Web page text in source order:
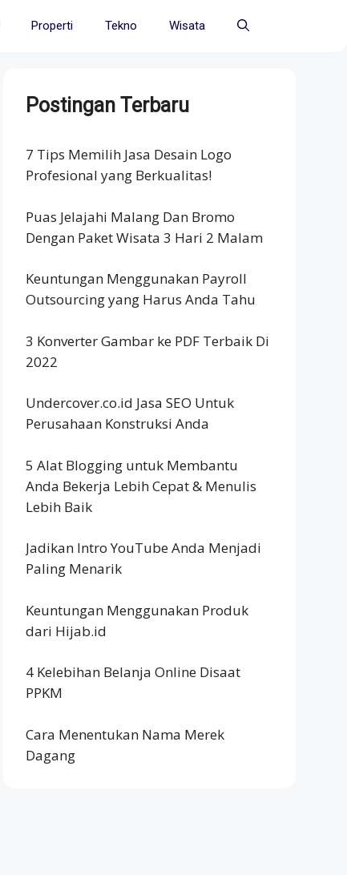
Properti Tekno Wisata
Postingan Terbaru
7 Tips Memilih Jasa Desain Logo
Profesional yang Berkualitas!
Puas Jelajahi Malang Dan Bromo
Dengan Paket Wisata 3 Hari 2 Malam
Keuntungan Menggunakan Payroll
Outsourcing yang Harus Anda Tahu
3 Konverter Gambar ke PDF Terbaik Di
2022
Undercover.co.id Jasa SEO Untuk
Perusahaan Konstruksi Anda
5 Alat Blogging untuk Membantu
Anda Bekerja Lebih Cepat & Menulis
Lebih Baik
Jadikan Intro YouTube Anda Menjadi
Paling Menarik
Keuntungan Menggunakan Produk
dari Hijab.id
4 Kelebihan Belanja Online Disaat
PPKM
Cara Menentukan Nama Merek
Dagang